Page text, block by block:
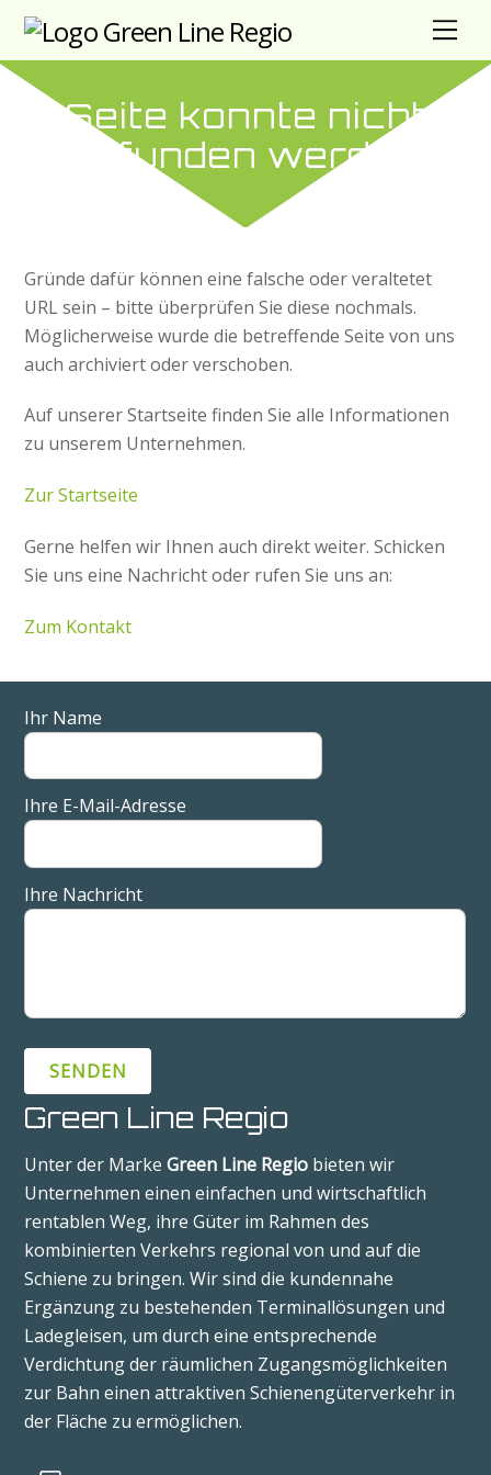
Skip
content
Seite konnte nicht
gefunden werden
Gründe dafür können eine falsche oder veraltetet
URL sein – bitte überprüfen Sie diese nochmals.
Möglicherweise wurde die betreffende Seite von uns
auch archiviert oder verschoben.
Auf unserer Startseite finden Sie alle Informationen
zu unserem Unternehmen.
Zur Startseite
Gerne helfen wir Ihnen auch direkt weiter. Schicken
Sie uns eine Nachricht oder rufen Sie uns an:
Zum Kontakt
Green Line Regio
Unter der MarkeGreen Line Regio bieten wir
Unternehmen einen einfachen und wirtschaftlich
rentablen Weg, ihre Güter im Rahmen des
kombinierten Verkehrs regional von und auf die
Schiene zu bringen. Wir sind die kundennahe
Ergänzung zu bestehenden Terminallösungen und
Ladegleisen, um durch eine entsprechende
Verdichtung der räumlichen Zugangsmöglichkeiten
zur Bahn einen attraktiven Schienengüterverkehr in
der Fläche zu ermöglichen.
Ihr Name
Ihre E-Mail-Adresse
Ihre Nachricht